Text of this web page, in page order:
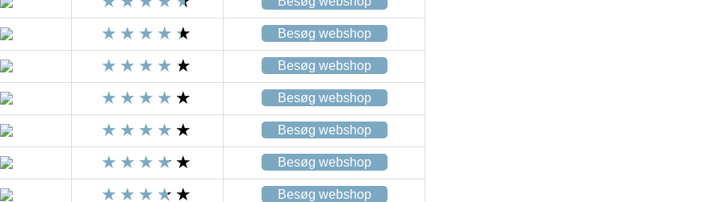
Besøg webshop
Besøg webshop
Besøg webshop
Besøg webshop
Besøg webshop
Besøg webshop